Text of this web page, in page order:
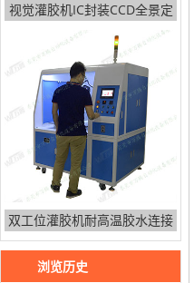
视觉灌胶机IC封装CCD全景定
双工位灌胶机耐高温胶水连接
浏览历史